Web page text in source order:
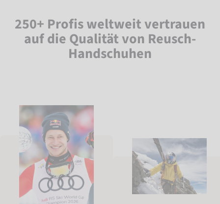
250+ Profis weltweit vertrauen
auf die Qualität von Reusch-
Handschuhen